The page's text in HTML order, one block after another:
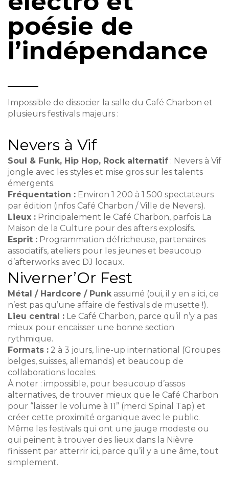
poésie de
l’indépendance
Impossible de dissocier la salle du Café Charbon et
plusieurs festivals majeurs :
Nevers à Vif
Soul & Funk, Hip Hop, Rock alternatif : Nevers à Vif
jongle avec les styles et mise gros sur les talents
émergents.
Fréquentation : Environ 1 200 à 1 500 spectateurs
par édition (infos Café Charbon / Ville de Nevers).
Lieux : Principalement le Café Charbon, parfois La
Maison de la Culture pour des afters explosifs.
Esprit : Programmation défricheuse, partenaires
associatifs, ateliers pour les jeunes et beaucoup
d’afterworks avec DJ locaux.
Niverner’Or Fest
Métal / Hardcore / Punkassumé (oui, il y en a ici, ce
n’est pas qu’une affaire de festivals de musette !).
Lieu central : Le Café Charbon, parce qu’il n’y a pas
mieux pour encaisser une bonne section
rythmique.
Formats : 2 à 3 jours, line-up international (Groupes
belges, suisses, allemands) et beaucoup de
collaborations locales.
À noter : impossible, pour beaucoup d’assos
alternatives, de trouver mieux que le Café Charbon
pour “laisser le volume à 11” (merci Spinal Tap) et
créer cette proximité organique avec le public.
Même les festivals qui ont une jauge modeste ou
qui peinent à trouver des lieux dans la Nièvre
finissent par atterrir ici, parce qu’il y a une âme, tout
simplement.